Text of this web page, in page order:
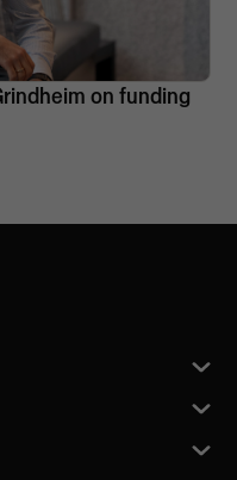
on funding